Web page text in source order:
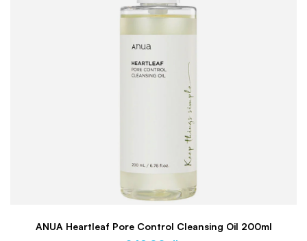
ANUA Heartleaf Pore Control Cleansing Oil 200ml